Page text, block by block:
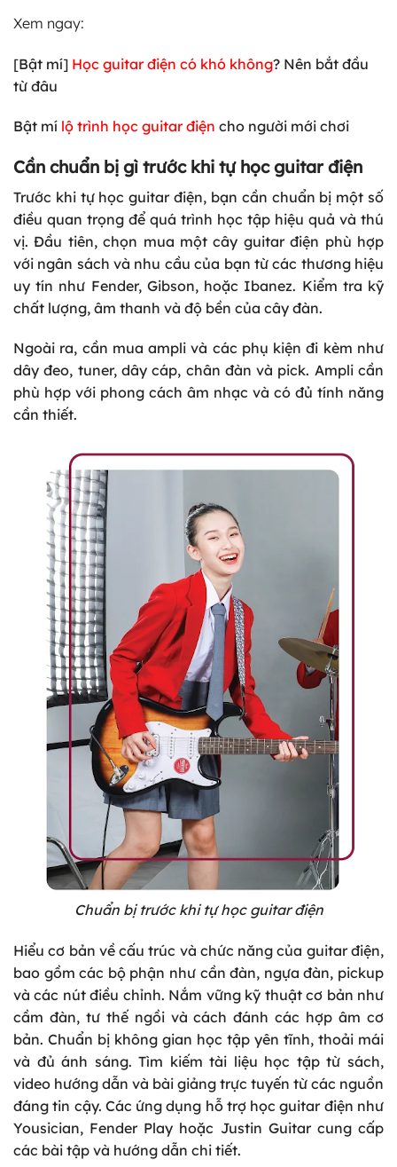
Xem ngay:
[Bật mí] Học guitar điện có khó không? Nên bắt đầu
từ đâu
Bật mí lộ trình học guitar điện cho người mới chơi
Cần chuẩn bị gì trước khi tự học guitar điện
Trước khi tự học guitar điện, bạn cần chuẩn bị một số
điều quan trọng để quá trình học tập hiệu quả và thú
vị. Đầu tiên, chọn mua một cây guitar điện phù hợp
với ngân sách và nhu cầu của bạn từ các thương hiệu
uy tín như Fender, Gibson, hoặc Ibanez. Kiểm tra kỹ
chất lượng, âm thanh và độ bền của cây đàn.
Ngoài ra, cần mua ampli và các phụ kiện đi kèm như
dây đeo, tuner, dây cáp, chân đàn và pick. Ampli cần
phù hợp với phong cách âm nhạc và có đủ tính năng
cần thiết.
Chuẩn bị trước khi tự học guitar điện
Hiểu cơ bản về cấu trúc và chức năng của guitar điện,
bao gồm các bộ phận như cần đàn, ngựa đàn, pickup
và các nút điều chỉnh. Nắm vững kỹ thuật cơ bản như
cầm đàn, tư thế ngồi và cách đánh các hợp âm cơ
bản. Chuẩn bị không gian học tập yên tĩnh, thoải mái
và đủ ánh sáng. Tìm kiếm tài liệu học tập từ sách,
video hướng dẫn và bài giảng trực tuyến từ các nguồn
đáng tin cậy. Các ứng dụng hỗ trợ học guitar điện như
Yousician, Fender Play hoặc Justin Guitar cung cấp
các bài tập và hướng dẫn chi tiết.